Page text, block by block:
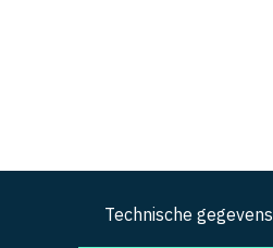
Technische gegevens